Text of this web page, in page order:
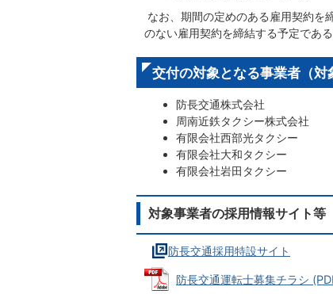
なお、期間の定めのある雇用契約を
のない雇用契約を締結する予定であ
交付の対象となる事業者（対
防長交通株式会社
周南近鉄タクシー株式会社
有限会社西部光タクシー
有限会社大和タクシー
有限会社岩田タクシー
対象事業者の採用情報サイト等
防長交通採用特設サイト
防長交通運転士募集チラシ